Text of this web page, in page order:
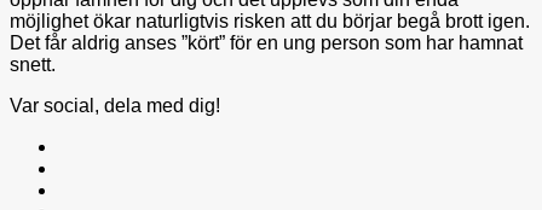
möjlighet ökar naturligtvis risken att du börjar begå brott igen.
Det får aldrig anses ”kört” för en ung person som har hamnat
snett.
Var social, dela med dig!